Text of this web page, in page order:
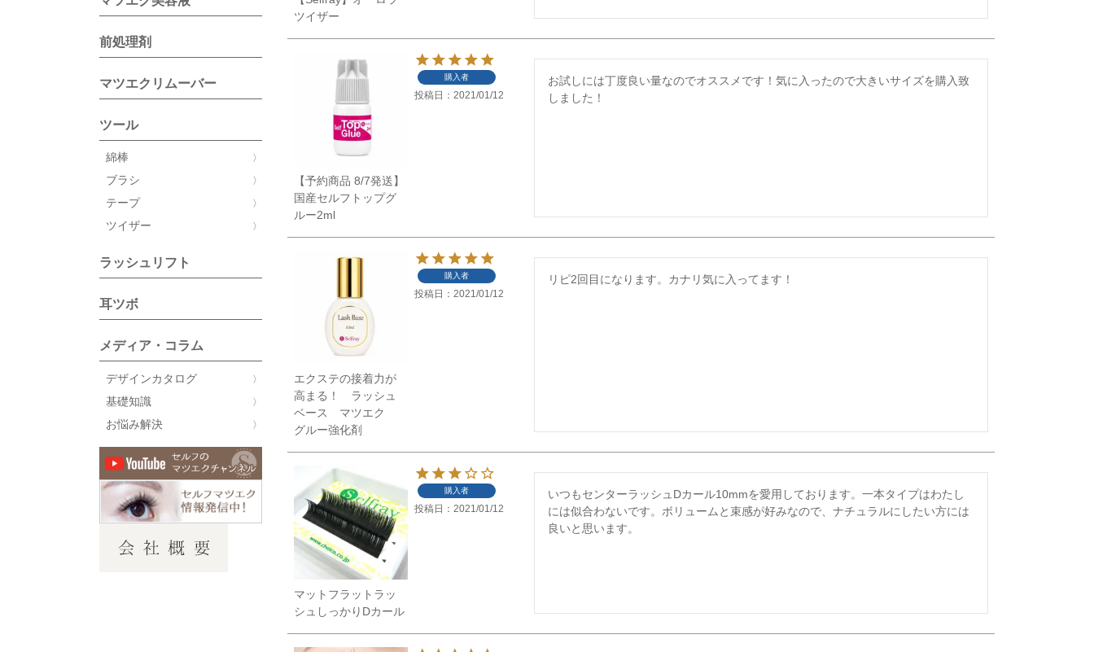
前処理剤
マツエクリムーバー
ツール
綿棒
ブラシ
テープ
ツイザー
ラッシュリフト
耳ツボ
メディア・コラム
デザインカタログ
基礎知識
お悩み解決
ツイザー
【予約商品 8/7発送】
国産セルフトップグ
ルー2ml
購入者
投稿日 2021/01/12
お試しには丁度良い量なのでオススメです！気に入ったので大きいサイズを購入致
しました！
エクステの接着力が
高まる！ ラッシュ
ベース マツエク
グルー強化剤
購入者
投稿日 2021/01/12
リピ2回目になります。カナリ気に入ってます！
マットフラットラッ
シュしっかりDカール
購入者
投稿日 2021/01/12
いつもセンターラッシュDカール10mmを愛用しております。一本タイプはわたし
には似合わないです。ボリュームと束感が好みなので、ナチュラルにしたい方には
良いと思います。